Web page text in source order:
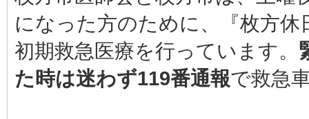
になった方のために、『枚方休
初期救急医療を行っています。
た時は迷わず119番通報で救急